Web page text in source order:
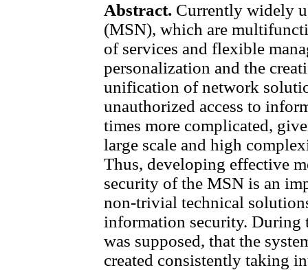
Abstract. Currently widely
(MSN), which are
of services and flexible
personalization and the
unification of network
unauthorized access to
times more complicated,
large scale and high
Thus, developing effective
security of the MSN is an
non-trivial technical
information security. During
was supposed, that the
created consistently taking